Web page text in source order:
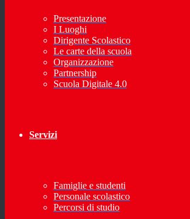
Presentazione
I Luoghi
Dirigente Scolastico
Le carte della scuola
Organizzazione
Partnership
Scuola Digitale 4.0
Servizi
Famiglie e studenti
Personale scolastico
Percorsi di studio